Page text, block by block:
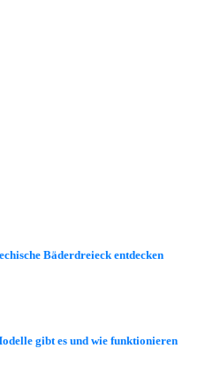
Bäderdreieck entdecken
gibt es und wie funktionieren